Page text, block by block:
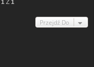
1 Z 1
Przejdź Do